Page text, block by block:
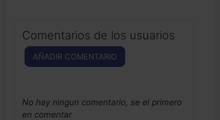
Comentarios de los usuarios
AÑADIR COMENTARIO
No hay ningun comentario, se el primero
en comentar